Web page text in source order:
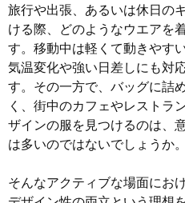
旅行や出張、あるいは休日の
ける際、どのようなウエアを
す。移動中は軽くて動きやす
気温変化や強い日差しにも対
す。その一方で、バッグに詰
く、街中のカフェやレストラ
ザインの服を見つけるのは、
は多いのではないでしょうか。
そんなアクティブな場面にお